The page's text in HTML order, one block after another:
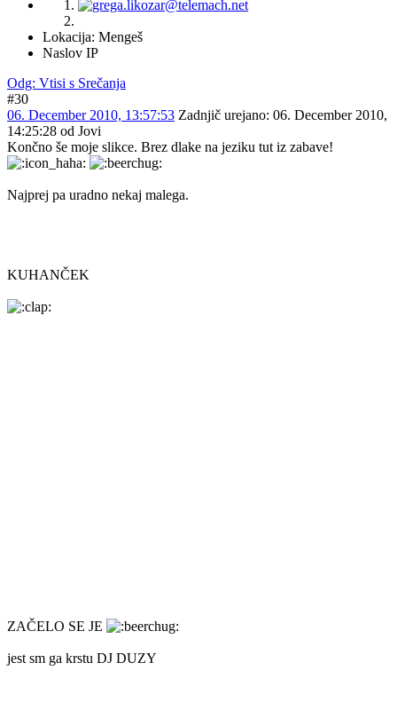
Lokacija: Mengeš
Naslov IP
Odg: Vtisi s Srečanja
#30
06. December 2010, 13:57:53 Zadnjič urejano: 06. December 2010,
14:25:28 od Jovi
Končno še moje slikce. Brez dlake na jeziku tut iz zabave!
Najprej pa uradno nekaj malega.
KUHANČEK
ZAČELO SE JE
jest sm ga krstu DJ DUZY